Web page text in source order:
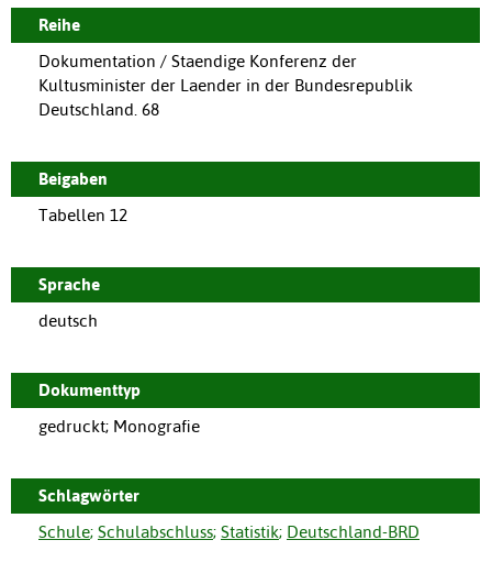
Reihe
Dokumentation / Staendige Konferenz der
Kultusminister der Laender in der Bundesrepublik
Deutschland. 68
Beigaben
Tabellen 12
Sprache
deutsch
Dokumenttyp
gedruckt; Monografie
Schlagwörter
Schule; Schulabschluss; Statistik; Deutschland-BRD